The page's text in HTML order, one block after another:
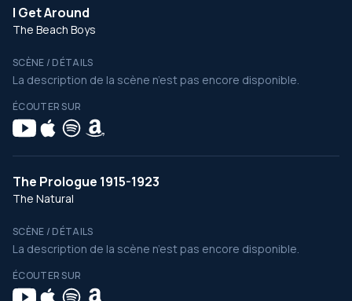
I Get Around
The Beach Boys
SCÈNE / DÉTAILS
La description de la scène n’est pas encore disponible.
ÉCOUTER SUR
The Prologue 1915-1923
The Natural
SCÈNE / DÉTAILS
La description de la scène n’est pas encore disponible.
ÉCOUTER SUR